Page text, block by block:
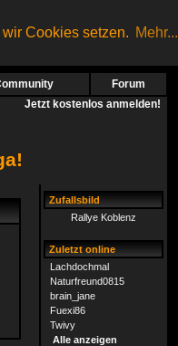
Cookies setzen. Mehr...
Forum
Jetzt kostenlos anmelden!
Zufallsbild
Rallye Koblenz
Zuletzt online
Lachdochmal
Naturfreund0815
brain_jane
Fuexi86
Twivy
Alle anzeigen